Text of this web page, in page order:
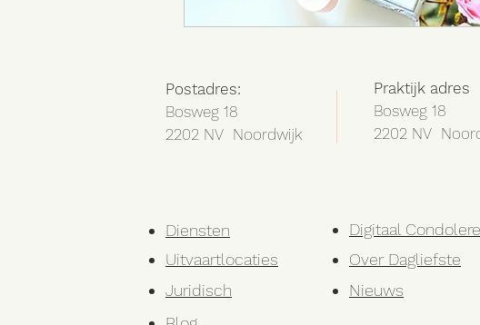
Postadres:
Bosweg 18
2202 NV Noordwijk
Praktijk adres
Bosweg 18
2202 NV
Diensten Digitaal
Over Dagliefste
Uitvaartlocaties
Juridisch
Nieuws